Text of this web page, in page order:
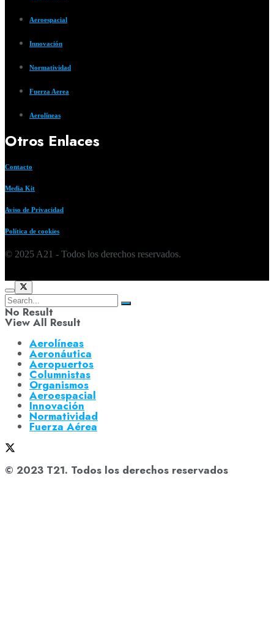
Aeroespacial
Innovación
Normatividad
Fuerza Aerea
Aerolíneas
Otros Enlaces
Contacto
Media Kit
Aviso de Privacidad
Política de cookies
© 2025 A21 - Todos los derechos reservados.
No Result
View All Result
Aerolíneas
Aeronáutica
Aeropuertos
Columnistas
Organismos
Aeroespacial
Innovación
Normatividad
Fuerza Aérea
© 2023 T21. Todos los derechos reservados